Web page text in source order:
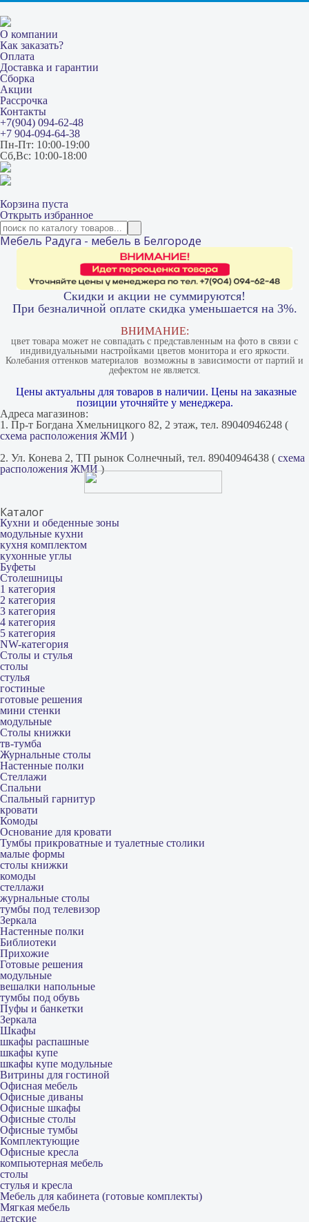
О компании
Как заказать?
Оплата
Доставка и гарантии
Сборка
Акции
Рассрочка
Контакты
+7(904) 094-62-48
+7 904-094-64-38
Пн-Пт: 10:00-19:00
Сб,Вс: 10:00-18:00
Корзина пуста
Открыть избранное
Мебель Радуга - мебель в Белгороде
Скидки и акции не суммируются!
При безналичной оплате скидка уменьшается на 3%.
ВНИМАНИЕ:
цвет товара может не совпадать с представленным на фото в связи с
индивидуальными настройками цветов монитора и его яркости.
Колебания оттенков материалов​ ​ возможны в зависимости от партий и
дефектом не является.
Цены актуальны для товаров в наличии. Цены на заказные
позиции уточняйте у менеджера.
Адреса магазинов:
1. Пр-т Богдана Хмельницкого 82, 2 этаж, тел. 89040946248 (
схема расположения ЖМИ )
2. Ул. Конева 2, ТП рынок Солнечный, тел. 89040946438 ( схема
расположения ЖМИ)
Каталог
Кухни и обеденные зоны
модульные кухни
кухня комплектом
кухонные углы
Буфеты
Столешницы
1 категория
2 категория
3 категория
4 категория
5 категория
NW-категория
Столы и стулья
столы
стулья
гостиные
готовые решения
мини стенки
модульные
Столы книжки
тв-тумба
Журнальные столы
Настенные полки
Стеллажи
Спальни
Спальный гарнитур
кровати
Комоды
Основание для кровати
Тумбы прикроватные и туалетные столики
малые формы
столы книжки
комоды
стеллажи
журнальные столы
тумбы под телевизор
Зеркала
Настенные полки
Библиотеки
Прихожие
Готовые решения
модульные
вешалки напольные
тумбы под обувь
Пуфы и банкетки
Зеркала
Шкафы
шкафы распашные
шкафы купе
шкафы купе модульные
Витрины для гостиной
Офисная мебель
Офисные диваны
Офисные шкафы
Офисные столы
Офисные тумбы
Комплектующие
Офисные кресла
компьютерная мебель
столы
стулья и кресла
Мебель для кабинета (готовые комплекты)
Мягкая мебель
детские